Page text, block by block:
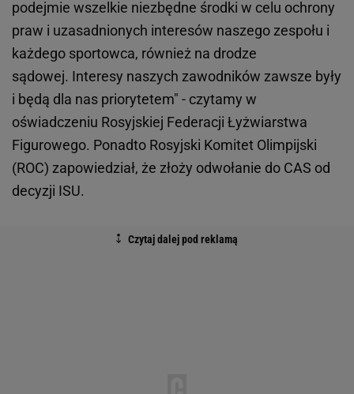
podejmie wszelkie niezbędne środki w celu ochrony
praw i uzasadnionych interesów naszego zespołu i
każdego sportowca, również na drodze
sądowej. Interesy naszych zawodników zawsze były
i będą dla nas priorytetem" - czytamy w
oświadczeniu Rosyjskiej Federacji Łyżwiarstwa
Figurowego. Ponadto Rosyjski Komitet Olimpijski
(ROC) zapowiedział, że złoży odwołanie do CAS od
decyzji ISU.